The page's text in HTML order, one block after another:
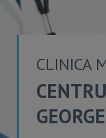
CLINICA